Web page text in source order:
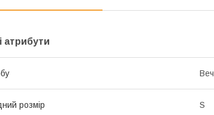
атрибути
розмір S